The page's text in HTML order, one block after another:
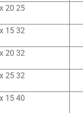
25 x 20
32 x 15
32 x 20
32 x 25
40 x 15